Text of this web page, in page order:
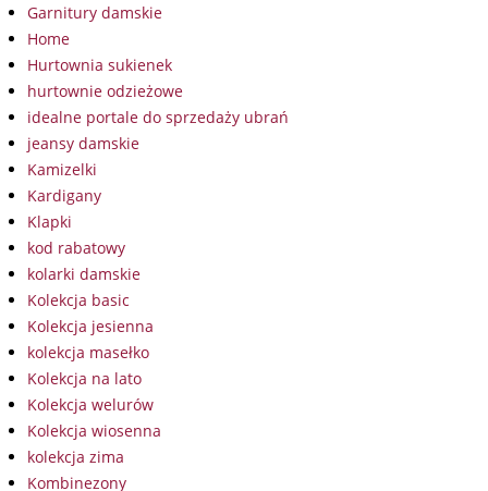
Garnitury damskie
Home
Hurtownia sukienek
hurtownie odzieżowe
idealne portale do sprzedaży ubrań
jeansy damskie
Kamizelki
Kardigany
Klapki
kod rabatowy
kolarki damskie
Kolekcja basic
Kolekcja jesienna
kolekcja masełko
Kolekcja na lato
Kolekcja welurów
Kolekcja wiosenna
kolekcja zima
Kombinezony